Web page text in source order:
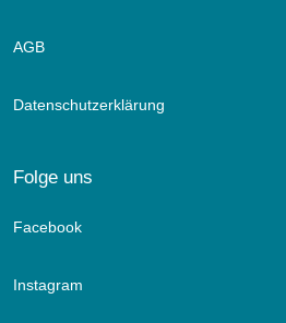
AGB
Datenschutzerklärung
Folge uns
Facebook
Instagram